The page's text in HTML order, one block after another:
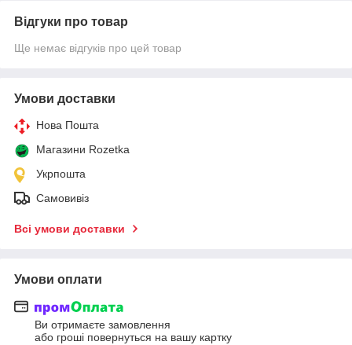
Відгуки про товар
Ще немає відгуків про цей товар
Умови доставки
Нова Пошта
Магазини Rozetka
Укрпошта
Самовивіз
Всі умови доставки
Умови оплати
Ви отримаєте замовлення
або гроші повернуться на вашу картку